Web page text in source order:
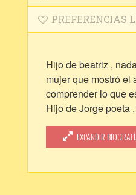
PREFERENCIAS
Hijo de beatriz ,
mujer que mostró el
comprender lo que
Hijo de Jorge poeta
mujeriego y gran
Nieto de martin
llena de amor del
EXPANDIR